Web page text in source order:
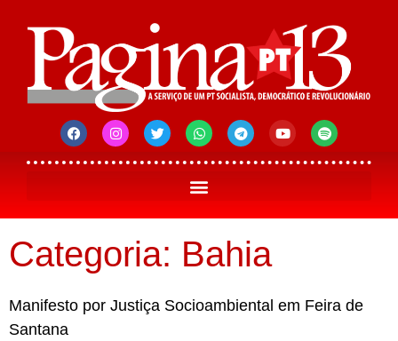
Categoria: Bahia
Manifesto por Justiça Socioambiental em Feira de
Santana